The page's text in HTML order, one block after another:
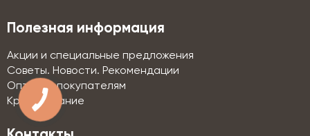
Полезная информация
Акции и специальные предложения
Советы. Новости. Рекомендации
Оптовым покупателям
Кредитование